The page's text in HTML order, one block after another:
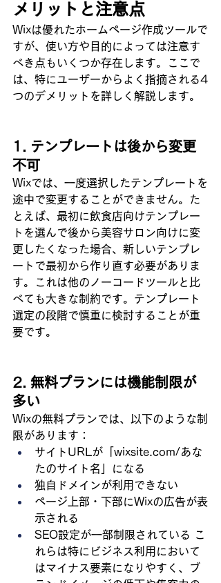
メリットと注意点
Wixは優れたホームページ作成ツールで
すが、使い方や目的によっては注意す
べき点もいくつか存在します。ここで
は、特にユーザーからよく指摘される4
つのデメリットを詳しく解説します。
1. テンプレートは後から変更
不可
Wixでは、一度選択したテンプレートを
途中で変更することができません。た
とえば、最初に飲食店向けテンプレー
トを選んで後から美容サロン向けに変
更したくなった場合、新しいテンプレ
ートで最初から作り直す必要がありま
す。これは他のノーコードツールと比
べても大きな制約です。テンプレート
選定の段階で慎重に検討することが重
要です。
2. 無料プランには機能制限が
多い
Wixの無料プランでは、以下のような制
限があります：
サイトURLが「wixsite.com/あな
たのサイト名」になる
独自ドメインが利用できない
ページ上部・下部にWixの広告が表
示される
SEO設定が一部制限されている こ
れらは特にビジネス利用において
はマイナス要素になりやすく、ブ